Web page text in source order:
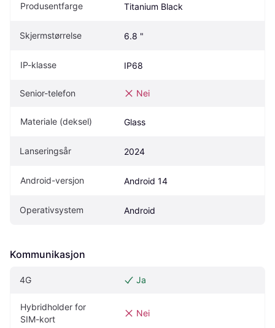
Produsentfarge Titanium Black
Skjermstørrelse 6.8 "
IP-klasse IP68
Senior-telefon Nei
Materiale (deksel) Glass
Lanseringsår 2024
Android-versjon Android 14
Operativsystem Android
Kommunikasjon
4G Ja
Hybridholder for
SIM-kort
Nei